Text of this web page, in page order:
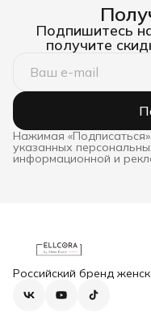
Подпишитесь
получите
Нажимая
указанных
информационной и
Российский бренд